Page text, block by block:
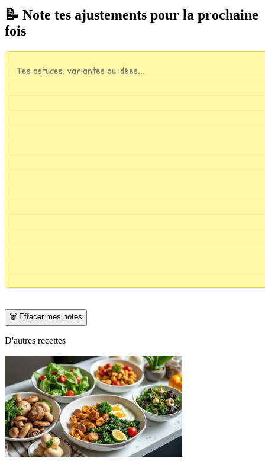
📝 Note tes ajustements pour la prochaine
fois
🗑️ Effacer mes notes
D'autres recettes